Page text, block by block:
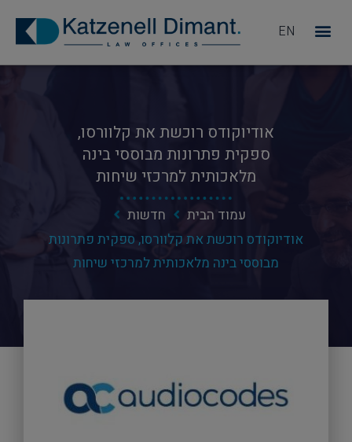
EN
אודיוקודס רוכשת את קלוורסו,
ספקית פתרונות מבוססי בינה
מלאכותית למרכזי שיחות
עמוד הבית
חדשות
אודיוקודס רוכשת את קלוורסו, ספקית פתרונות
מבוססי בינה מלאכותית למרכזי שיחות